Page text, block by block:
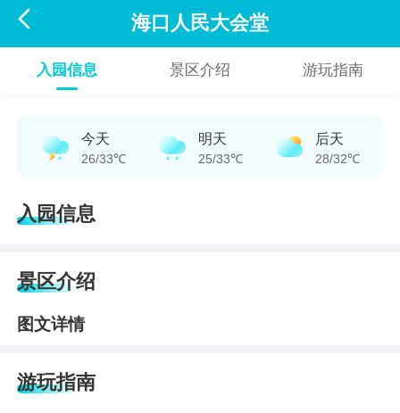
 海口人民大会堂
入园信息 景区介绍 游玩指南
今天
26/33℃
明天
25/33℃
后天
28/32℃
入园信息
景区介绍
图文详情
游玩指南